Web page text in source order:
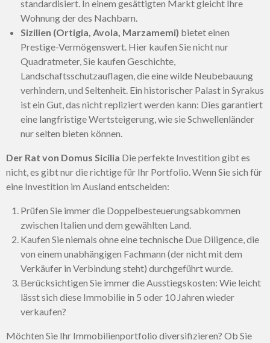
standardisiert. In einem gesättigten Markt gleicht Ihre
Wohnung der des Nachbarn.
Sizilien (Ortigia, Avola, Marzamemi) bietet einen
Prestige-Vermögenswert. Hier kaufen Sie nicht nur
Quadratmeter, Sie kaufen Geschichte,
Landschaftsschutzauflagen, die eine wilde Neubebauung
verhindern, und Seltenheit. Ein historischer Palast in Syrakus
ist ein Gut, das nicht repliziert werden kann: Dies garantiert
eine langfristige Wertsteigerung, wie sie Schwellenländer
nur selten bieten können.
Der Rat von Domus Sicilia Die perfekte Investition gibt es
nicht, es gibt nur die richtige für Ihr Portfolio. Wenn Sie sich für
eine Investition im Ausland entscheiden:
Prüfen Sie immer die Doppelbesteuerungsabkommen
zwischen Italien und dem gewählten Land.
Kaufen Sie niemals ohne eine technische Due Diligence, die
von einem unabhängigen Fachmann (der nicht mit dem
Verkäufer in Verbindung steht) durchgeführt wurde.
Berücksichtigen Sie immer die Ausstiegskosten: Wie leicht
lässt sich diese Immobilie in 5 oder 10 Jahren wieder
verkaufen?
Möchten Sie Ihr Immobilienportfolio diversifizieren? Ob Sie